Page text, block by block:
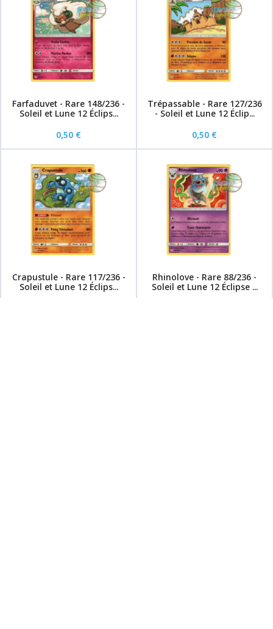
Farfaduvet - Rare 148/236 -
Soleil et Lune 12 Éclips...
0,50 €
Trépassable - Rare 127/236
- Soleil et Lune 12 Éclip...
0,50 €
Crapustule - Rare 117/236 -
Soleil et Lune 12 Éclips...
Rhinolove - Rare 88/236 -
Soleil et Lune 12 Éclipse ...